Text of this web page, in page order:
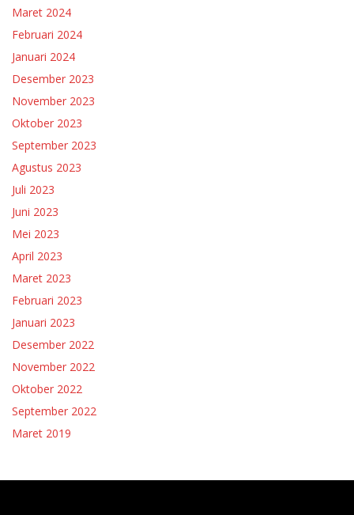
Maret 2024
Februari 2024
Januari 2024
Desember 2023
November 2023
Oktober 2023
September 2023
Agustus 2023
Juli 2023
Juni 2023
Mei 2023
April 2023
Maret 2023
Februari 2023
Januari 2023
Desember 2022
November 2022
Oktober 2022
September 2022
Maret 2019